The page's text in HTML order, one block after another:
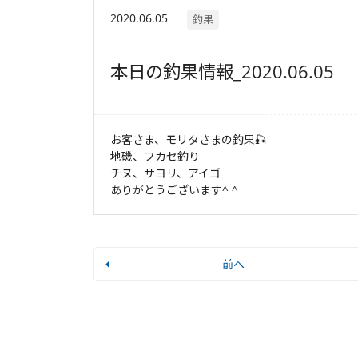
2020.06.05 釣果
本日の釣果情報_2020.06.05
お客さま、モリタさまの釣果🎣
地磯、フカセ釣り
チヌ、サヨリ、アイゴ
ありがとうございます^ ^
前へ